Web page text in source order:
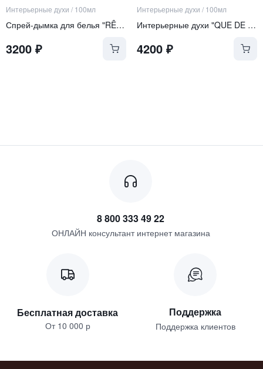
Интерьерные духи / 100мл
Спрей-дымка для белья "RÊVE D'ANGES" | "МЕЧТА АНГЕЛА"
3200 ₽
Интерьерные духи / 100мл
Интерьерные духи "QUE DE L'AMOUR" | "ТОЛЬКО ЛЮБОВЬ"
4200₽
8 800 333 49 22
ОНЛАЙН консультант интернет магазина
Бесплатная доставка
От 10 000 р
Поддержка
Поддержка клиентов